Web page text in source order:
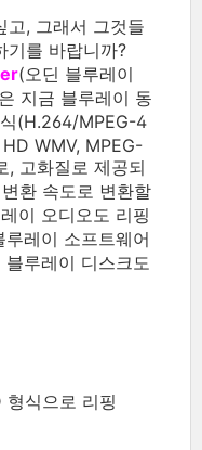
고, 그래서 그것들
기를 바랍니까?
(오딘 블루레이
지금 블루레이 동
(H.264/MPEG-4
WMV, MPEG-
고화질로 제공되
환 속도로 변환할
이 오디오도 리핑
레이 소프트웨어
루레이 디스크도
식으로 리핑